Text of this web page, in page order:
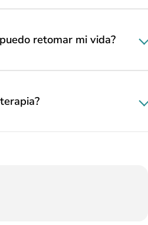
retomar mi vida?